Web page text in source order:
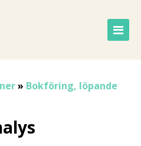
» Bokföring, löpande